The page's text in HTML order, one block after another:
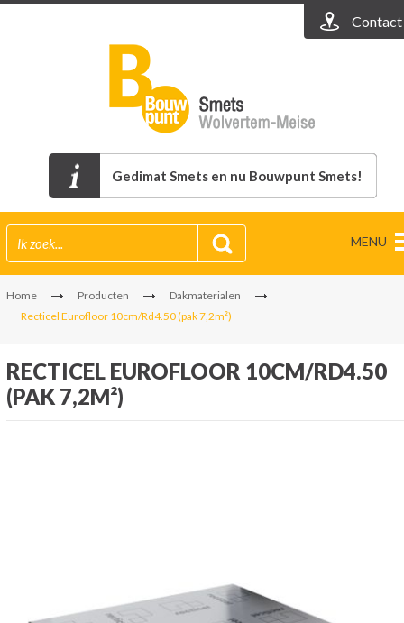
Contact
Gedimat Smets en nu Bouwpunt Smets!
MENU
Home Producten
Dakmaterialen
Recticel Eurofloor 10cm/Rd4.50 (pak 7,2m²)
RECTICEL EUROFLOOR 10CM/RD4.50
(PAK 7,2M²)